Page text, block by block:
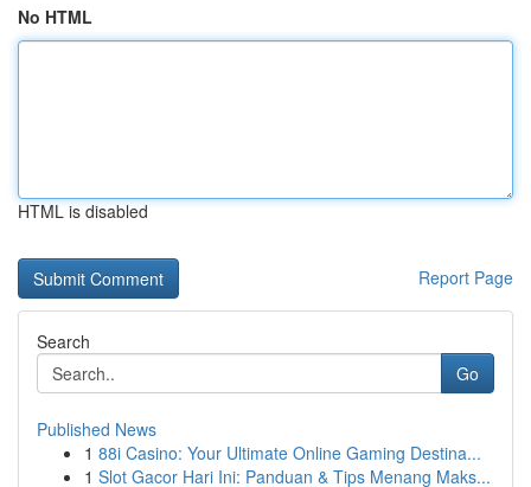
No HTML
HTML is disabled
Report Page
Search
Go
Published News
1 88i Casino: Your Ultimate Online Gaming Destina...
1 Slot Gacor Hari Ini: Panduan & Tips Menang Maks...